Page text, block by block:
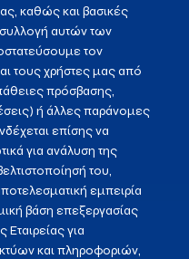
καθώς και βασικές
αυτών των
τον
τους χρήστες μας από
πρόσβασης,
ή άλλες παράνομες
επίσης να
για ανάλυση της
του,
εμπειρία
βάση επεξεργασίας
για
και πληροφοριών,